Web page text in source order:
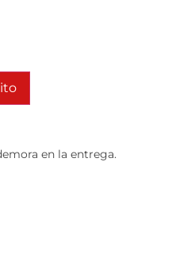
en la entrega.